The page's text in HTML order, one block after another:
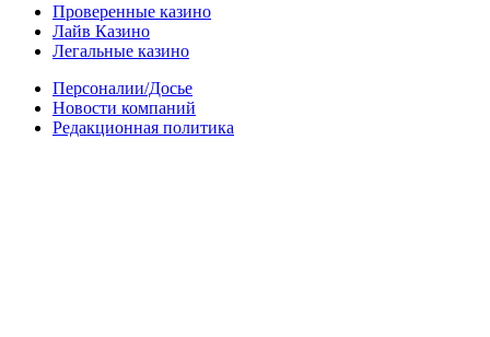
Проверенные казино
Лайв Казино
Легальные казино
Персоналии/Досье
Новости компаний
Редакционная политика